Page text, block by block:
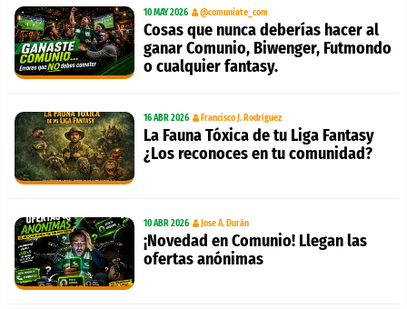
10 MAY 2026 @comuniate_com
Cosas que nunca deberías hacer al
ganar Comunio, Biwenger, Futmondo
o cualquier fantasy.
16 ABR 2026 Francisco J. Rodríguez
La Fauna Tóxica de tu Liga Fantasy
¿Los reconoces en tu comunidad?
10 ABR 2026 Jose A. Durán
¡Novedad en Comunio! Llegan las
ofertas anónimas